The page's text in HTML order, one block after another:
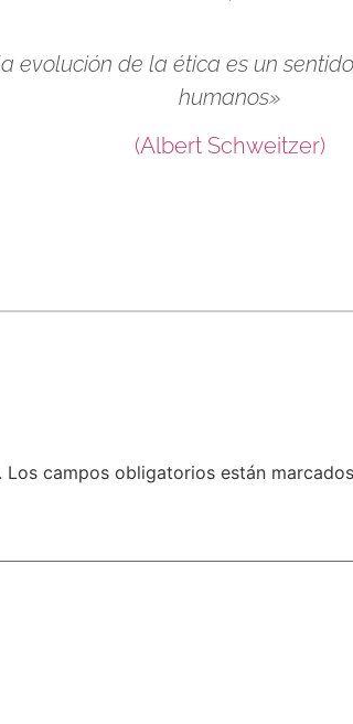
evolución de la ética es un
humanos»
(Albert Schweitzer)
Los campos obligatorios están